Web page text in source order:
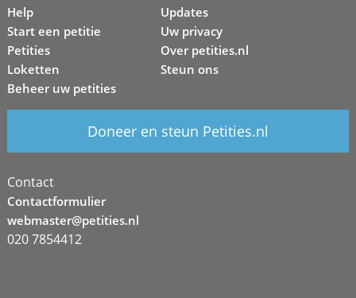
Help
Start een petitie
Petities
Loketten
Beheer uw petities
Updates
Uw privacy
Over petities.nl
Steun ons
Doneer en steun Petities.nl
Contact
Contactformulier
webmaster@petities.nl
020 7854412